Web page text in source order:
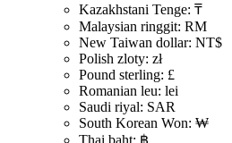
Kazakhstani Tenge: ₸
Malaysian ringgit: RM
New Taiwan dollar: NT$
Polish zloty: zł
Pound sterling: £
Romanian leu: lei
Saudi riyal: SAR
South Korean Won: ₩